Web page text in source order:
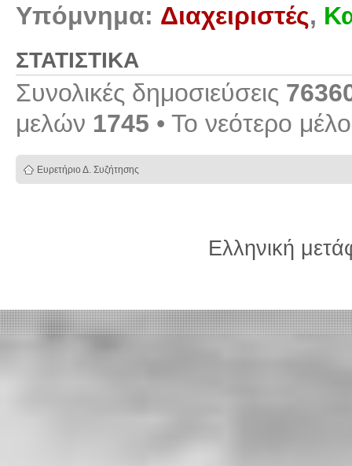
Υπόμνημα: Διαχειριστές,
ΣΤΑΤΙΣΤΙΚΆ
Συνολικές δημοσιεύσεις
μελών 1745 • Το νεότερο
Ευρετήριο Δ. Συζήτησης
Ελληνική